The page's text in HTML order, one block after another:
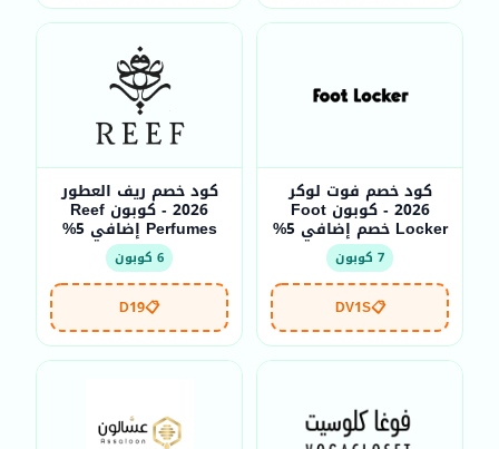
كود خصم فوت لوكر
2026 - كوبون Foot
Locker خصم إضافي 5%
7 كوبون
📋
DV1S
كود خصم ريف العطور
2026 - كوبون Reef
Perfumes إضافي 5%
6 كوبون
📋
D19